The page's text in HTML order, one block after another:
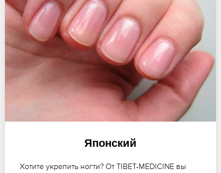
Японский
Хотите укрепить ногти? От TIBET-MEDICINE вы